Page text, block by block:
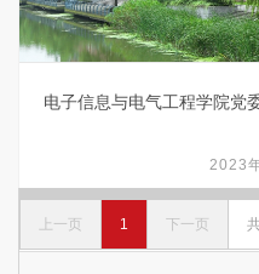
电子信息与电气工程学院党
2023
上一页 1 下一页